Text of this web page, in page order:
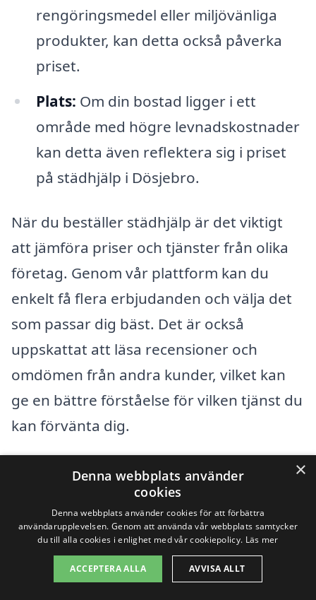
rengöringsmedel eller miljövänliga
produkter, kan detta också påverka
priset.
Plats: Om din bostad ligger i ett
område med högre levnadskostnader
kan detta även reflektera sig i priset
på städhjälp i Dösjebro.
När du beställer städhjälp är det viktigt
att jämföra priser och tjänster från olika
företag. Genom vår plattform kan du
enkelt få flera erbjudanden och välja det
som passar dig bäst. Det är också
uppskattat att läsa recensioner och
omdömen från andra kunder, vilket kan
ge en bättre förståelse för vilken tjänst du
kan förvänta dig.
Genom att överväga ovanstående
punkter kan du göra en välinformerad
beslut när du letar efter städhjälp i
Dösjebro. Vi uppmuntrar dig att använda
vår tjänst för att få bästa möjliga priser
×
Denna webbplats använder
cookies
Denna webbplats använder cookies för att förbättra
användarupplevelsen. Genom att använda vår webbplats samtycker
du till alla cookies i enlighet med vår cookiepolicy. Läs mer
ACCEPTERA ALLA AVVISA ALLT